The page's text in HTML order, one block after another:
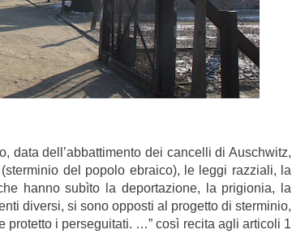
data dell’abbattimento dei cancelli di Auschwitz,
del popolo ebraico), le leggi razziali, la
hanno subìto la deportazione, la prigionia, la
diversi, si sono opposti al progetto di sterminio,
protetto i perseguitati. …” così recita agli articoli 1